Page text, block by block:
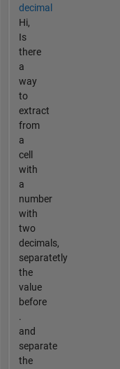
decimal
Hi,
Is
there
a
way
to
extract
from
a
cell
with
a
number
with
two
decimals,
separatetly
the
value
before
.
and
separate
the